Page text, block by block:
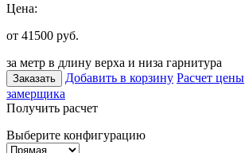
Цена:
от 41500 руб.
за метр в длину верха и низа гарнитура
Заказать Добавить в корзину Расчет цены
замерщика
Получить расчет
Выберите конфигурацию